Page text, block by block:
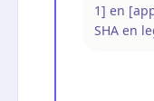
1] en
SHA en